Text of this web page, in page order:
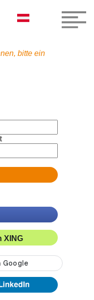
bitte ein
XING